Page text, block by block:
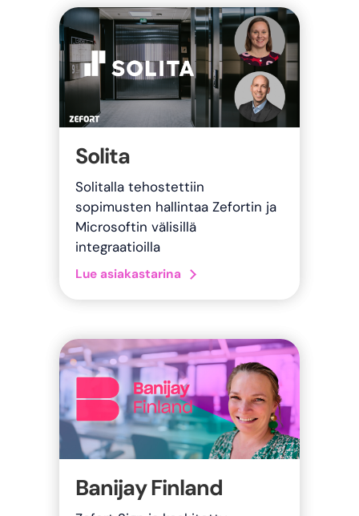
Solita
Solitalla tehostettiin
sopimusten hallintaa Zefortin ja
Microsoftin välisillä
integraatioilla
Lue asiakastarina about Solita
Banijay Finland